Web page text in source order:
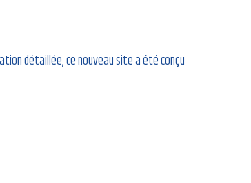
détaillée, ce nouveau site a été conçu